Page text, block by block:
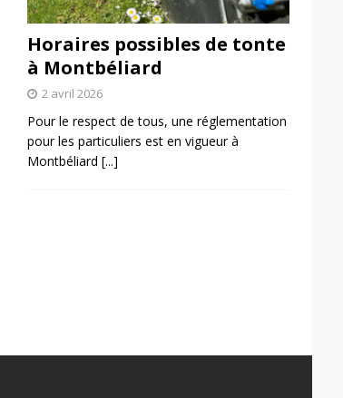
Horaires possibles de tonte
à Montbéliard
2 avril 2026
Pour le respect de tous, une réglementation
pour les particuliers est en vigueur à
Montbéliard [...]